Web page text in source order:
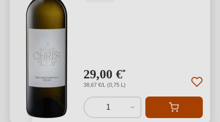
29,00 €*
38,67 €/L (0,75 L)
1